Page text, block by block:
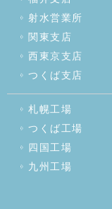
射水営業所
関東支店
西東京支店
つくば支店
札幌工場
つくば工場
四国工場
九州工場